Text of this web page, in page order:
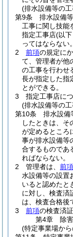
(排水設備等の
第9条
排水設備
工事に関し技能
指定工事店(以
ってはならない。
2
前項の規定に
て、管理者が他
の工事を行わせ
長が指定した指
とができる。
3
指定工事店に
(排水設備等の
第10条
排水設備
したときは、そ
が定めるところ
事が排水設備等
合するものであ
ればならない。
2
管理者は、 前項
水設備等の設置
いると認めたと
に対し、検査済
は、検査合格後
3
前項の検査済
第4章
除
(特定事業場か